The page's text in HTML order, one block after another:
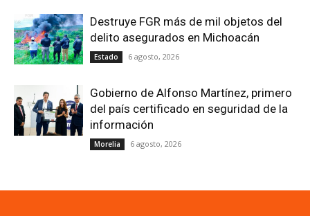
Destruye FGR más de mil objetos del
delito asegurados en Michoacán
Estado 6 agosto, 2026
Gobierno de Alfonso Martínez, primero
del país certificado en seguridad de la
información
Morelia 6 agosto, 2026